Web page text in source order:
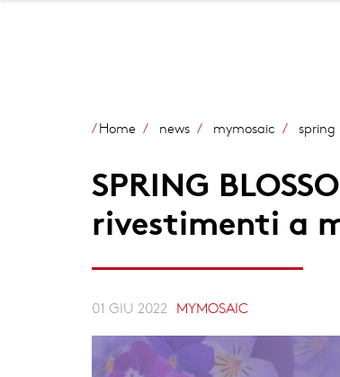
Home news mymosaic spring
SPRING
rivestimenti a
01 GIU 2022 MYMOSAIC